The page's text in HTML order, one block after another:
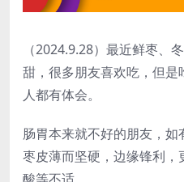
（2024.9.28）最近鲜枣、
甜，很多朋友喜欢吃，但
人都有体会。
肠胃本来就不好的朋友，
枣皮薄而坚硬，边缘锋利